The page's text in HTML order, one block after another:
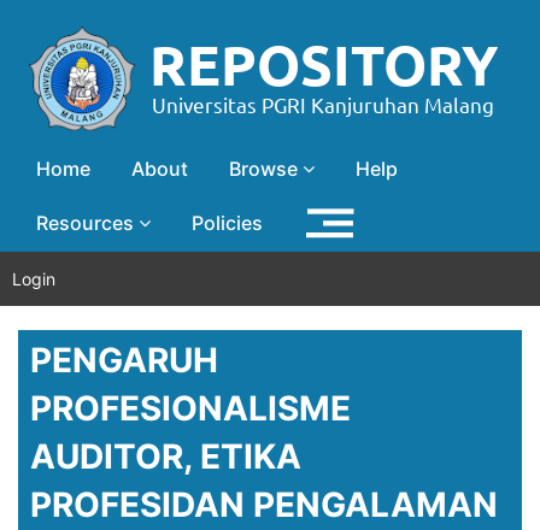
Home About Browse Help
Resources Policies
Login
PENGARUH
PROFESIONALISME
AUDITOR, ETIKA
PROFESIDAN PENGALAMAN